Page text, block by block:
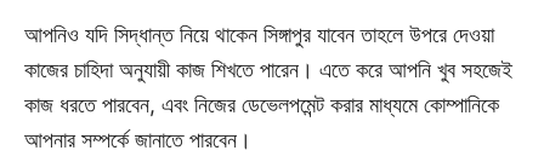
আপনিও যদি সিদ্ধান্ত নিয়ে থাকেন সিঙ্গাপুর যাবেন তাহলে উপরে দেওয়া
কাজের চাহিদা অনুযায়ী কাজ শিখতে পারেন। এতে করে আপনি খুব সহজেই
কাজ ধরতে পারবেন, এবং নিজের ডেভেলপমেন্ট করার মাধ্যমে কোম্পানিকে
আপনার সম্পর্কে জানাতে পারবেন।